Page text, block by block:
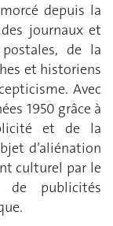
depuis la
journaux et
de la
et historiens
Avec
1950 grâce à
et de la
d’aliénation
culturel par le
de publicités